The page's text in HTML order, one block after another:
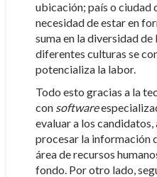
ubicación; país o ciudad
necesidad de estar en
suma en la diversidad
diferentes culturas se
potencializa la labor.
Todo esto gracias a la
con software
evaluar a los
procesar la información
área de recursos
fondo. Por otro lado,